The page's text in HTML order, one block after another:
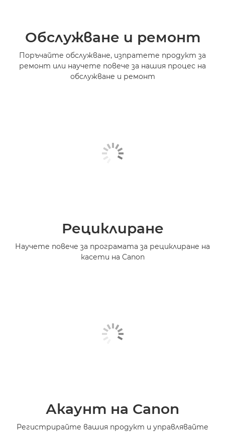
Обслужване и ремонт
Поръчайте обслужване, изпратете продукт за
ремонт или научете повече за нашия процес на
обслужване и ремонт
Рециклиране
Научете повече за програмата за рециклиране на
касети на Canon
Акаунт на Canon
Регистрирайте вашия продукт и управлявайте